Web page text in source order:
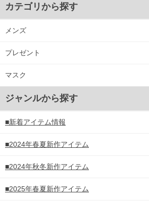
カテゴリから探す
メンズ
プレゼント
マスク
ジャンルから探す
■新着アイテム情報
■2024年春夏新作アイテム
■2024年秋冬新作アイテム
■2025年春夏新作アイテム